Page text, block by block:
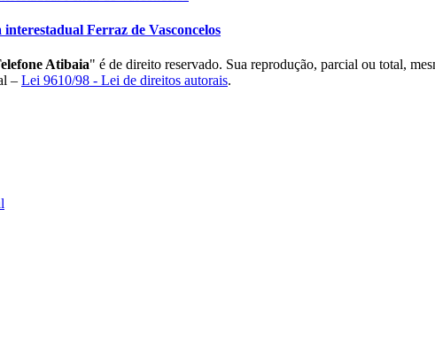
Ferraz de Vasconcelos
Atibaia" é de direito reservado. Sua reprodução, parcial ou total,
– Lei 9610/98 - Lei de direitos autorais.